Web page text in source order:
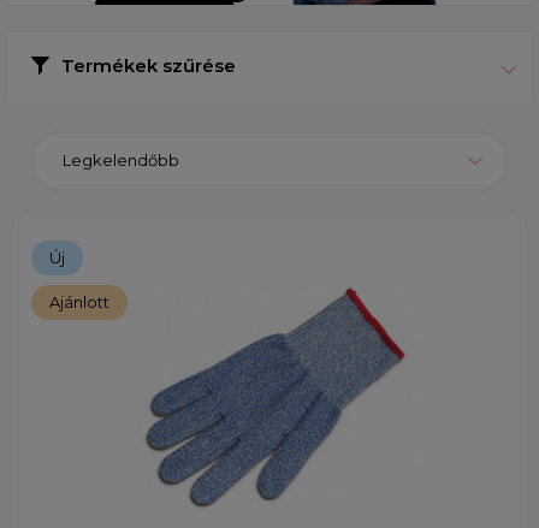
Termékek szűrése
Legkelendőbb
Új
Ajánlott